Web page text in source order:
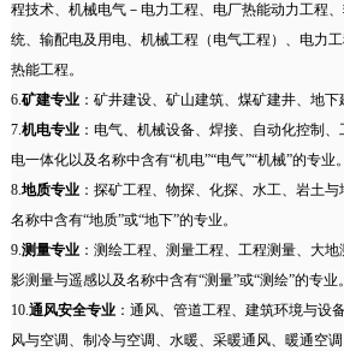
程技术、机械电气－电力工程、电厂热能动力工程
统、输配电及用电、机械工程（电气工程）、电力工
热能工程。
6.矿建专业：矿井建设、矿山建筑、煤矿建井、地下
7.机电专业：电气、机械设备、焊接、自动化控制
电一体化以及名称中含有“机电”“电气”“机械”的专业。
8.地质专业：探矿工程、物探、化探、水工、岩土
名称中含有“地质”或“地下”的专业。
9.测量专业：测绘工程、测量工程、工程测量、大
影测量与遥感以及名称中含有“测量”或“测绘”的专业。
10.通风安全专业：通风、管道工程、建筑环境与设
风与空调、制冷与空调、水暖、采暖通风、暖通空